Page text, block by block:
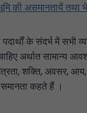
की असमानतायें तथा
के संदर्भ में सभी
अर्थात सामान्य
शक्ति, अवसर,
कहते हैं ।